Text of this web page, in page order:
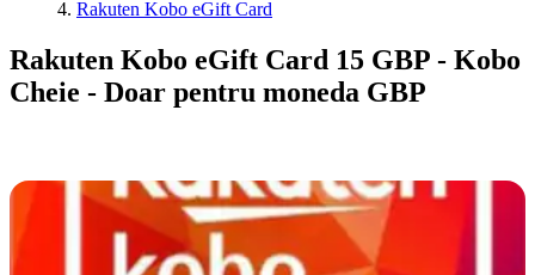
Rakuten Kobo eGift Card
Rakuten Kobo eGift Card 15 GBP - Kobo
Cheie - Doar pentru moneda GBP